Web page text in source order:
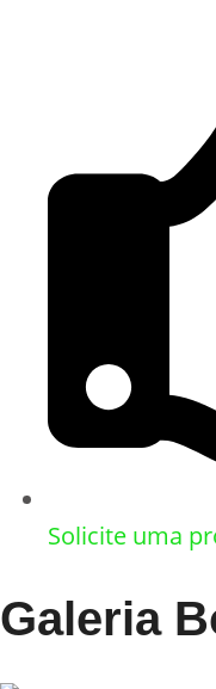
Solicite uma
Galeria